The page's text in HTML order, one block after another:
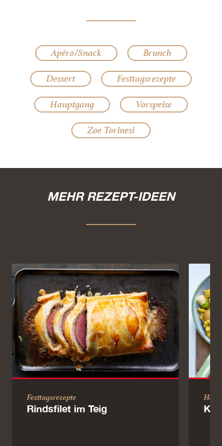
Apéro/Snack
Brunch
Dessert
Festtagsrezepte
Hauptgang
Vorspeise
Zoe Torinesi
MEHR REZEPT-IDEEN
Festtagsrezepte
Rindsfilet im Teig